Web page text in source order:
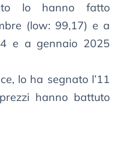
lo hanno fatto
(low: 99,17) e a
e a gennaio 2025
lo ha segnato l’11
hanno battuto